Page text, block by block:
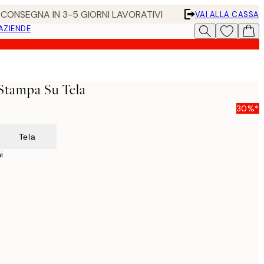
IN 3-5 GIORNI LAVORATIVI
VAI ALLA CASSA
Su Tela
30%*
Tela